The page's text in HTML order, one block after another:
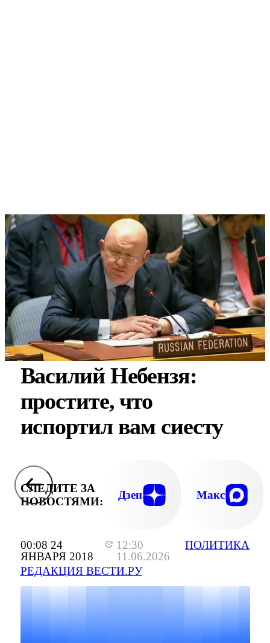
00:08 24
ЯНВАРЯ 2018
12:30
11.06.2026
РЕДАКЦИЯ ВЕСТИ.РУ
ПОЛИТИКА
Василий Небензя:
простите, что
испортил вам сиесту
СЛЕДИТЕ ЗА
НОВОСТЯМИ:
Дзен Макс